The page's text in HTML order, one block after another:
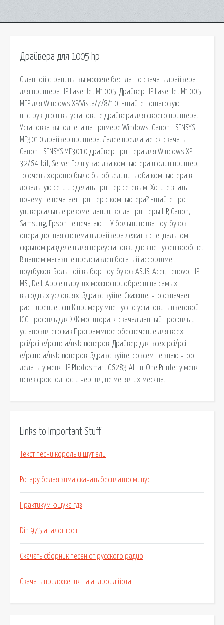
Драйвера для 1005 hp
С данной страницы вы можете бесплатно скачать драйвера
для принтера HP LaserJet M1005. Драйвер HP LaserJet M1005
MFP для Windows XP/Vista/7/8/10. Читайте пошаговую
инструкцию и вы установите драйвера для своего принтера.
Установка выполнена на примере Windows. Canon i-SENSYS
MF3010 драйвер принтера. Далее предлагается скачать
Canon i-SENSYS MF3010 драйвер принтера для Windows XP
32/64-bit, Server Если у вас два компьютера и один принтер,
то очень хорошо было бы объединить оба компьютера в
локальную сети и сделать принтер сетевым. Хотите знать
почему не печатает принтер с компьютера? Читайте про
универсальные рекомендации, когда принтеры HP, Canon,
Samsung, Epson не печатают. · У большинства ноутбуков
операционная система и драйвера лежат в специальном
скрытом разделе и для переустановки диск не нужен вообще.
В нашем магазине представлен богатый ассортимент
ноутбуков. Большой выбор ноутбуков ASUS, Acer, Lenovo, HP,
MSI, Dell, Apple и других можно приобрести на самых
выгодных условиях. Здравствуйте! Скажите, что означает
расширение .icm К примеру мне нужно установить цветовой
ICC-профиль для ЖК монитора, я скачал данный профиль и
установил его как Программное обеспечение для всех
pci/pci-e/pcmcia/usb тюнеров; Драйвер для всех pci/pci-
e/pcmcia/usb тюнеров. Здравствуйте, совсем не знаю чтоо
делать! у меня HP Photosmart C6283 All-in-One Printer у меня
истек срок годности чернил, не менял их месяца.
Links to Important Stuff
Текст песни король и шут ели
Ротару белая зима скачать бесплатно минус
Практикум ющука гдз
Din 975 аналог гост
Скачать сборник песен от русского радио
Скачать приложения на андроид йота